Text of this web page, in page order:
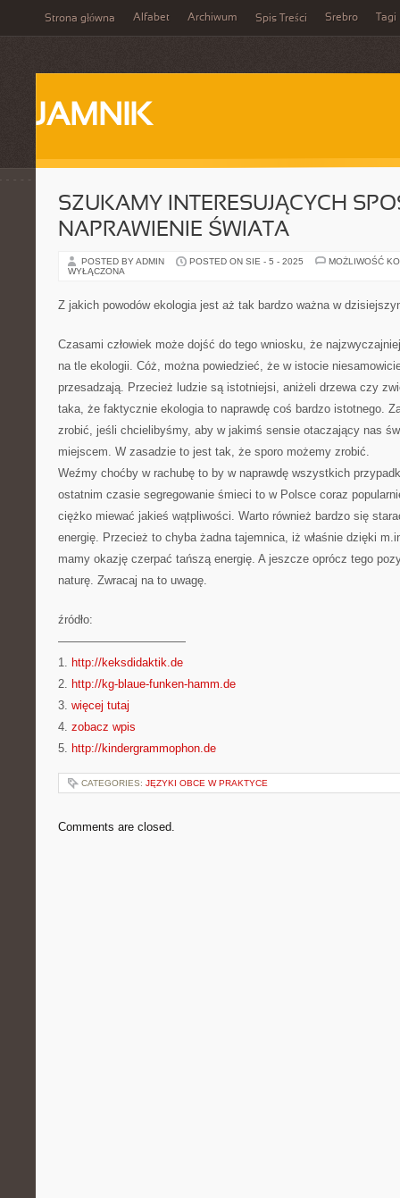
Strona główna Alfabet Archiwum Spis Treści Srebro Tagi
JAMNIK
SZUKAMY INTERESUJĄCYCH
NAPRAWIENIE ŚWIATA
POSTED BY ADMIN POSTED ON SIE - 5 - 2025
MOŻLIWOŚĆ
WYŁĄCZONA
Z jakich powodów ekologia jest aż tak bardzo ważna w
Czasami człowiek może dojść do tego wniosku, że
na tle ekologii. Cóż, można powiedzieć, że w istocie
przesadzają. Przecież ludzie są istotniejsi, aniżeli drzewa czy
taka, że faktycznie ekologia to naprawdę coś bardzo istotnego.
zrobić, jeśli chcielibyśmy, aby w jakimś sensie otaczający nas
miejscem. W zasadzie to jest tak, że sporo możemy zrobić.
Weźmy choćby w rachubę to by w naprawdę wszystkich
ostatnim czasie segregowanie śmieci to w Polsce coraz
ciężko miewać jakieś wątpliwości. Warto również bardzo się
energię. Przecież to chyba żadna tajemnica, iż właśnie dzięki
mamy okazję czerpać tańszą energię. A jeszcze oprócz tego
naturę. Zwracaj na to uwagę.
źródło:
———————————
1. http://keksdidaktik.de
2. http://kg-blaue-funken-hamm.de
3. więcej tutaj
4. zobacz wpis
5. http://kindergrammophon.de
CATEGORIES: JĘZYKI OBCE W PRAKTYCE
Comments are closed.